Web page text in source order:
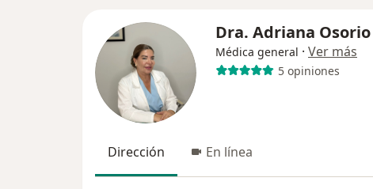
Dra. Adriana Osorio
Médica general · Ver más
5 opiniones
Dirección En línea